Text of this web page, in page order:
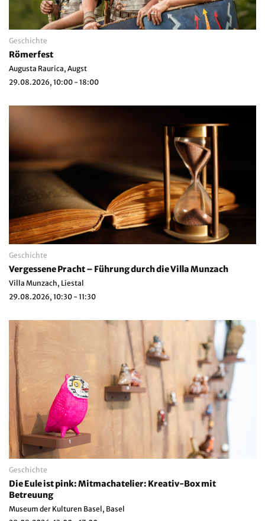
Geschichte
Römerfest
Augusta Raurica, Augst
29.08.2026, 10:00 - 18:00
Geschichte
Vergessene Pracht – Führung durch die Villa Munzach
Villa Munzach, Liestal
29.08.2026, 10:30 - 11:30
Geschichte
Die Eule ist pink: Mitmachatelier: Kreativ-Box mit
Betreuung
Museum der Kulturen Basel, Basel